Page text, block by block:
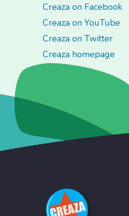
Creaza on Facebook
Creaza on YouTube
Creaza on Twitter
Creaza homepage